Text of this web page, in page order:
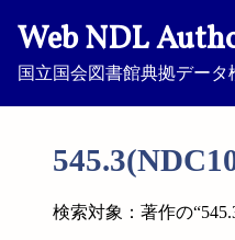
Web NDL
国立国会図書館典拠データ
検索対象：著作の